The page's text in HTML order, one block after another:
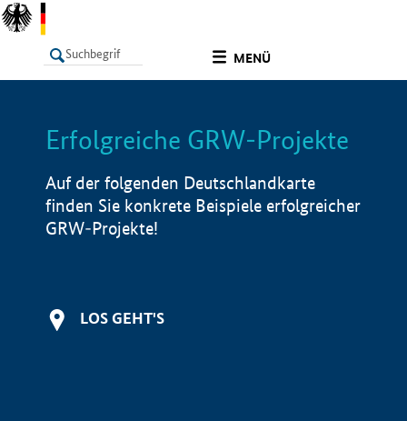
MENÜ
LISTE Info
Erfolgreiche GRW-Projekte
Auf der folgenden Deutschlandkarte
finden Sie konkrete Beispiele erfolgreicher
GRW-Projekte!
LOS GEHT'S